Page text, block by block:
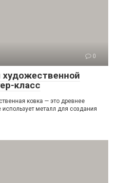
0
художественной
класс
ковка — это древнее
использует металл для создания